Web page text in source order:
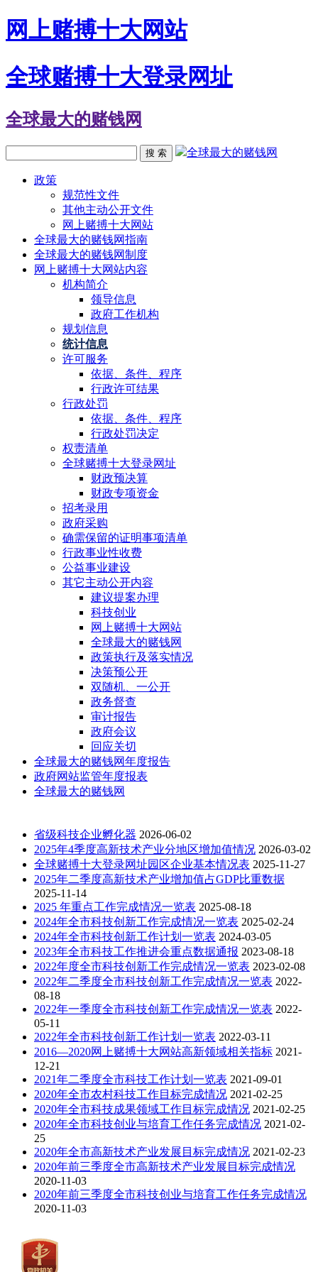
网上赌搏十大网站
全球赌搏十大登录网址
全球最大的赌钱网
搜 索 全球最大的赌钱网
政策
规范性文件
其他主动公开文件
网上赌搏十大网站
全球最大的赌钱网指南
全球最大的赌钱网制度
网上赌搏十大网站内容
机构简介
领导信息
政府工作机构
规划信息
统计信息
许可服务
依据、条件、程序
行政许可结果
行政处罚
依据、条件、程序
行政处罚决定
权责清单
全球赌搏十大登录网址
财政预决算
财政专项资金
招考录用
政府采购
确需保留的证明事项清单
行政事业性收费
公益事业建设
其它主动公开内容
建议提案办理
科技创业
网上赌搏十大网站
全球最大的赌钱网
政策执行及落实情况
决策预公开
双随机、一公开
政务督查
审计报告
政府会议
回应关切
全球最大的赌钱网年度报告
政府网站监管年度报表
全球最大的赌钱网
省级科技企业孵化器 2026-06-02
2025年4季度高新技术产业分地区增加值情况 2026-03-02
全球赌搏十大登录网址园区企业基本情况表 2025-11-27
2025年二季度高新技术产业增加值占GDP比重数据
2025-11-14
2025 年重点工作完成情况一览表 2025-08-18
2024年全市科技创新工作完成情况一览表 2025-02-24
2024年全市科技创新工作计划一览表 2024-03-05
2023年全市科技工作推进会重点数据通报 2023-08-18
2022年度全市科技创新工作完成情况一览表 2023-02-08
2022年二季度全市科技创新工作完成情况一览表 2022-
08-18
2022年一季度全市科技创新工作完成情况一览表 2022-
05-11
2022年全市科技创新工作计划一览表 2022-03-11
2016—2020网上赌搏十大网站高新领域相关指标 2021-
12-21
2021年二季度全市科技工作计划一览表 2021-09-01
2020年全市农村科技工作目标完成情况 2021-02-25
2020年全市科技成果领域工作目标完成情况 2021-02-25
2020年全市科技创业与培育工作任务完成情况 2021-02-
25
2020年全市高新技术产业发展目标完成情况 2021-02-23
2020年前三季度全市高新技术产业发展目标完成情况
2020-11-03
2020年前三季度全市科技创业与培育工作任务完成情况
2020-11-03